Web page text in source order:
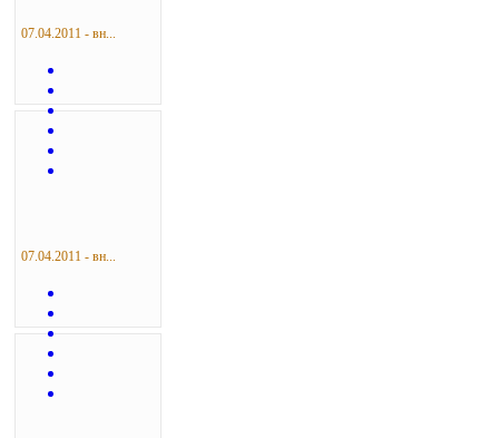
07.04.2011 - вн...
07.04.2011 - вн...